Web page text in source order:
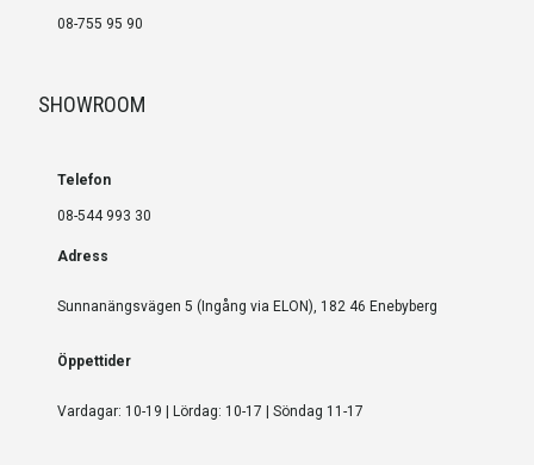
08-755 95 90
SHOWROOM
Telefon
08-544 993 30
Adress
Sunnanängsvägen 5 (Ingång via ELON), 182 46 Enebyberg
Öppettider
Vardagar: 10-19 | Lördag: 10-17 | Söndag 11-17